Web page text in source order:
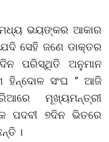
ମଧ୍ୟ ଭୟଙ୍କର ଆକାର
ସେହି ଜଣେ ଡାକ୍ତର
ପରିସ୍ଥିତି ଅନୁମାନ
ହିନ୍ଦୋଳ ସଂଘ ” ଆଜି
ମୂଖ୍ୟମନ୍ତ୍ରୀ
ପଦବୀ ୭ଦିନ ଭିତରେ
।